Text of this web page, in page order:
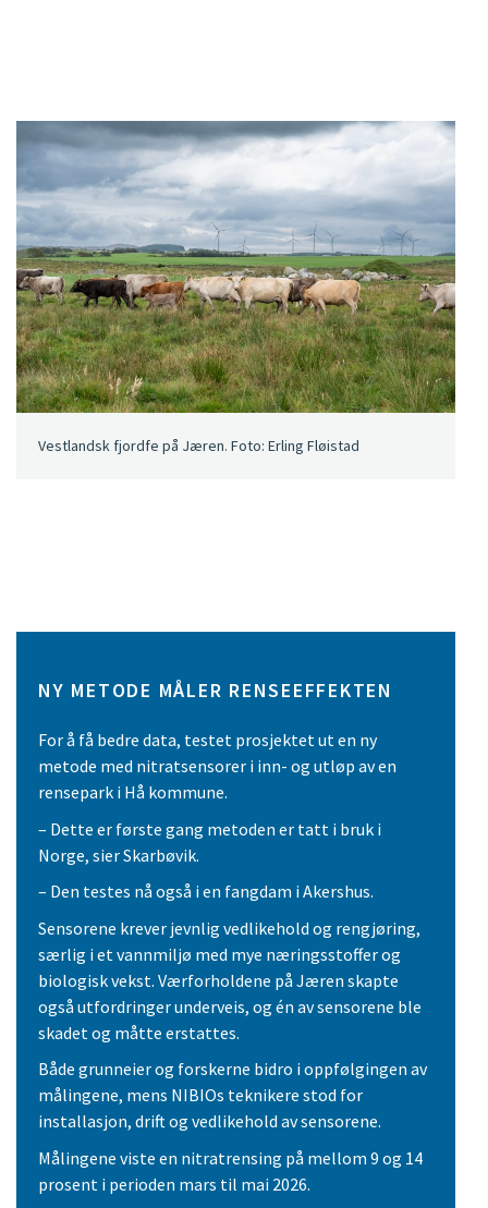
Vestlandsk fjordfe på Jæren. Foto: Erling Fløistad
NY METODE MÅLER RENSEEFFEKTEN
For å få bedre data, testet prosjektet ut en ny
metode med nitratsensorer i inn- og utløp av en
rensepark i Hå kommune.
– Dette er første gang metoden er tatt i bruk i
Norge, sier Skarbøvik.
– Den testes nå også i en fangdam i Akershus.
Sensorene krever jevnlig vedlikehold og rengjøring,
særlig i et vannmiljø med mye næringsstoffer og
biologisk vekst. Værforholdene på Jæren skapte
også utfordringer underveis, og én av sensorene ble
skadet og måtte erstattes.
Både grunneier og forskerne bidro i oppfølgingen av
målingene, mens NIBIOs teknikere stod for
installasjon, drift og vedlikehold av sensorene.
Målingene viste en nitratrensing på mellom 9 og 14
prosent i perioden mars til mai 2026.